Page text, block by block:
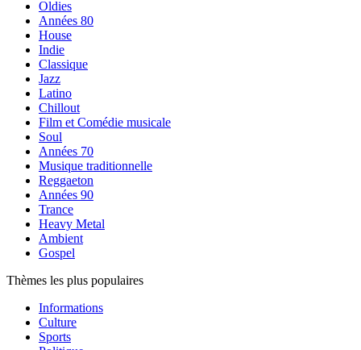
Oldies
Années 80
House
Indie
Classique
Jazz
Latino
Chillout
Film et Comédie musicale
Soul
Années 70
Musique traditionnelle
Reggaeton
Années 90
Trance
Heavy Metal
Ambient
Gospel
Thèmes les plus populaires
Informations
Culture
Sports